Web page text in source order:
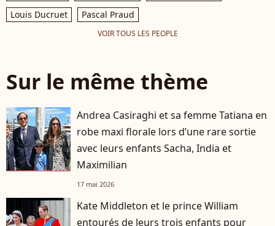
Louis Ducruet
Pascal Praud
VOIR TOUS LES PEOPLE
Sur le même thème
Andrea Casiraghi et sa femme Tatiana en
robe maxi florale lors d’une rare sortie
avec leurs enfants Sacha, India et
Maximilian
17 mai 2026
Kate Middleton et le prince William
entourés de leurs trois enfants pour